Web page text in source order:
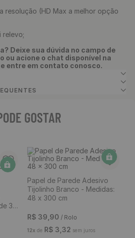
resolução (HD Max a melhor opção
relevo;
Deixe sua dúvida no campo de
ou acione o chat disponível na
entre em contato conosco.
GOSTAR